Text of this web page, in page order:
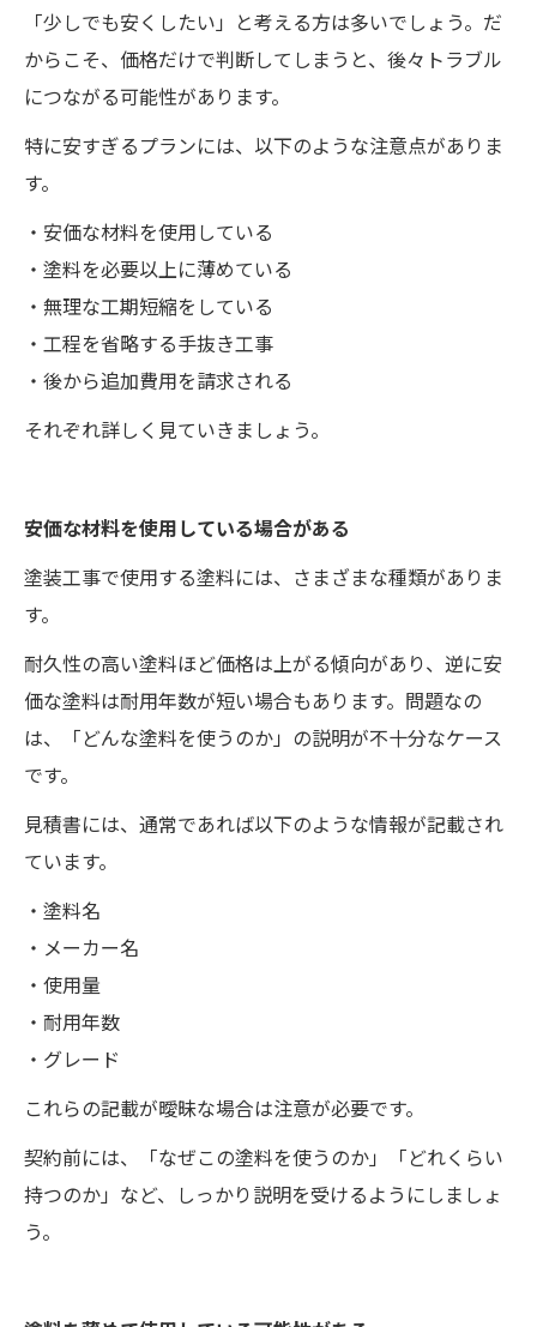
「少しでも安くしたい」と考える方は多いでしょう。だ
からこそ、価格だけで判断してしまうと、後々トラブル
につながる可能性があります。
特に安すぎるプランには、以下のような注意点がありま
す。
・安価な材料を使用している
・塗料を必要以上に薄めている
・無理な工期短縮をしている
・工程を省略する手抜き工事
・後から追加費用を請求される
それぞれ詳しく見ていきましょう。
安価な材料を使用している場合がある
塗装工事で使用する塗料には、さまざまな種類がありま
す。
耐久性の高い塗料ほど価格は上がる傾向があり、逆に安
価な塗料は耐用年数が短い場合もあります。問題なの
は、「どんな塗料を使うのか」の説明が不十分なケース
です。
見積書には、通常であれば以下のような情報が記載され
ています。
・塗料名
・メーカー名
・使用量
・耐用年数
・グレード
これらの記載が曖昧な場合は注意が必要です。
契約前には、「なぜこの塗料を使うのか」「どれくらい
持つのか」など、しっかり説明を受けるようにしましょ
う。